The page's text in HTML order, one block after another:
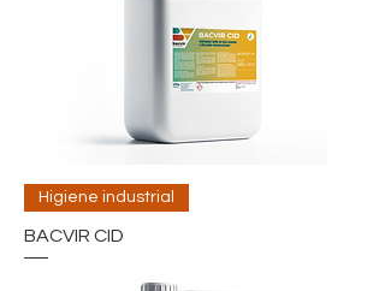
Higiene industrial
BACVIR CID